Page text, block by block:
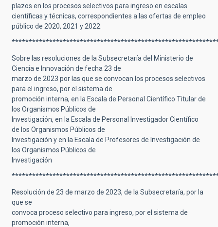
plazos en los procesos selectivos para ingreso en escalas
científicas y técnicas, correspondientes a las ofertas de empleo
público de 2020, 2021 y 2022.
Sobre las resoluciones de la Subsecretaría del Ministerio de
Ciencia e Innovación de fecha 23 de
marzo de 2023 por las que se convocan los procesos selectivos
para el ingreso, por el sistema de
promoción interna, en la Escala de Personal Científico Titular de
los Organismos Públicos de
Investigación, en la Escala de Personal Investigador Científico
de los Organismos Públicos de
Investigación y en la Escala de Profesores de Investigación de
los Organismos Públicos de
Investigación
Resolución de 23 de marzo de 2023, de la Subsecretaría, por la
que se
convoca proceso selectivo para ingreso, por el sistema de
promoción interna,